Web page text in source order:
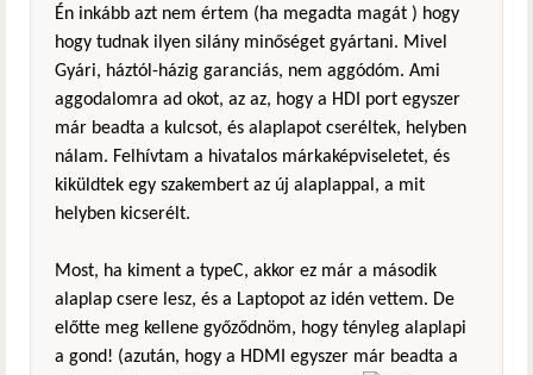
Én inkább azt nem értem (ha megadta magát ) hogy
hogy tudnak ilyen silány minőséget gyártani. Mivel
Gyári, háztól-házig garanciás, nem aggódóm. Ami
aggodalomra ad okot, az az, hogy a HDI port egyszer
már beadta a kulcsot, és alaplapot cseréltek, helyben
nálam. Felhívtam a hivatalos márkaképviseletet, és
kiküldtek egy szakembert az új alaplappal, a mit
helyben kicserélt.
Most, ha kiment a typeC, akkor ez már a második
alaplap csere lesz, és a Laptopot az idén vettem. De
előtte meg kellene győződnöm, hogy tényleg alaplapi
a gond! (azután, hogy a HDMI egyszer már beadta a